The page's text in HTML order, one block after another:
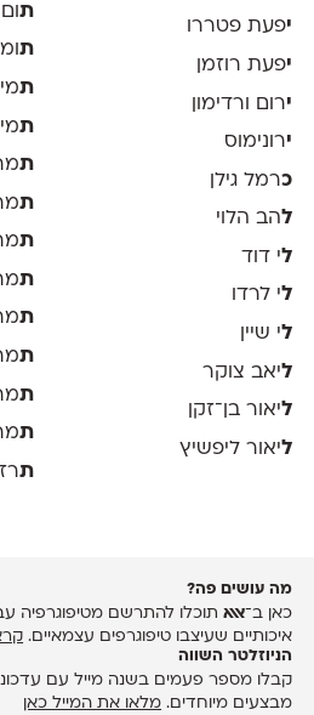
יפעת פטררו
יפעת רוזמן
ירום ורדימון
ירונימוס
כרמל גילן
להב הלוי
לי דוד
לי לרדו
לי שיין
ליאב צוקר
ליאור בן־זקן
ליאור ליפשיץ
ת
ת
ת
ת
ת
ת
ת
ת
ת
ת
ת
ת
ת
מה עושים פה?
כאן ב־אאאתוכלו להתרשם מטיפוגרפיה
איכותיים שעיצבו טיפוגרפים עצמאיים.
הניוזלטר השווה
קבלו מספר פעמים בשנה מייל עם
מבצעים מיוחדים. מלאו את המייל כאן